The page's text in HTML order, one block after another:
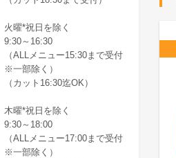
火曜*祝日を除く
9:30～16:30
（ALLメニュー15:30まで受付
※一部除く）
（カット16:30迄OK）
木曜*祝日を除く
9:30～18:00
（ALLメニュー17:00まで受付
※一部除く）